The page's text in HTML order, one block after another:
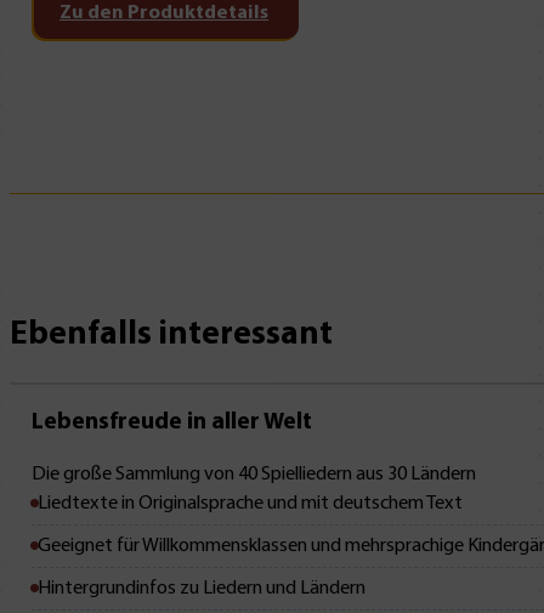
Zu den Produktdetails
Ebenfalls interessant
Mit Leseprobe!
Lebensfreude in aller Welt
Die große Sammlung von 40 Spielliedern aus 30 Ländern
Liedtexte in Originalsprache und mit deutschem Text
Geeignet für Willkommensklassen und mehrsprachige
Hintergrundinfos zu Liedern und Ländern